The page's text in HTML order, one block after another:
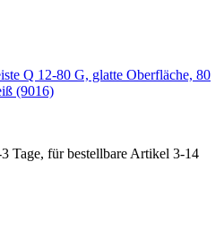
Q 12-80 G, glatte Oberfläche, 80
(9016)
Tage, für bestellbare Artikel 3-14